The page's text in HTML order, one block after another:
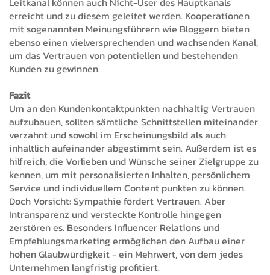
erreicht und zu diesem geleitet werden. Kooperationen
mit sogenannten Meinungsführern wie Bloggern bieten
ebenso einen vielversprechenden und wachsenden Kanal,
um das Vertrauen von potentiellen und bestehenden
Kunden zu gewinnen.
Fazit
Um an den Kundenkontaktpunkten nachhaltig Vertrauen
aufzubauen, sollten sämtliche Schnittstellen miteinander
verzahnt und sowohl im Erscheinungsbild als auch
inhaltlich aufeinander abgestimmt sein. Außerdem ist es
hilfreich, die Vorlieben und Wünsche seiner Zielgruppe zu
kennen, um mit personalisierten Inhalten, persönlichem
Service und individuellem Content punkten zu können.
Doch Vorsicht: Sympathie fördert Vertrauen. Aber
Intransparenz und versteckte Kontrolle hingegen
zerstören es. Besonders Influencer Relations und
Empfehlungsmarketing ermöglichen den Aufbau einer
hohen Glaubwürdigkeit - ein Mehrwert, von dem jedes
Unternehmen langfristig profitiert.